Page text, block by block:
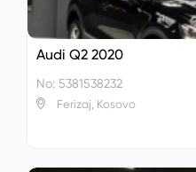
Audi Q2 2020
No: 5381538232
Ferizaj, Kosovo